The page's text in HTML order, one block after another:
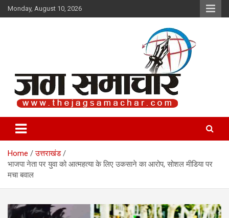
Skip
to
Monday, August 10, 2026
Jag Samachar
Home
उत्तराखंड
भाजपा नेता पर युवा को आत्महत्या के लिए उकसाने का आरोप, सोशल मीडिया पर
मचा बवाल